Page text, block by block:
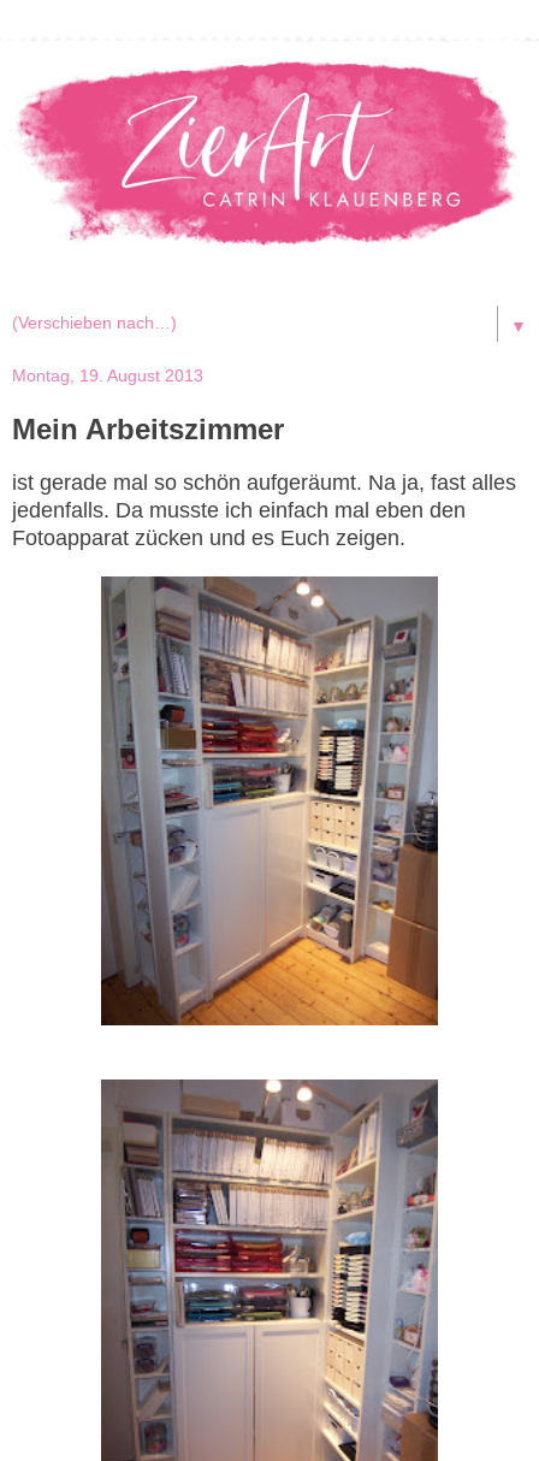
▼
Montag, 19. August 2013
Mein Arbeitszimmer
ist gerade mal so schön aufgeräumt. Na ja, fast alles
jedenfalls. Da musste ich einfach mal eben den
Fotoapparat zücken und es Euch zeigen.